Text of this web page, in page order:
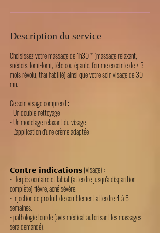
Description du service
Choisissez votre massage de 1h30 * (massage relaxant,
suédois, lomi-lomi, tête cou épaule, femme enceinte de + 3
mois révolu, thaï habillé) ainsi que votre soin visage de 30
mn.
Ce soin visage comprend :
- Un double nettoyage
- Un modelage relaxant du visage
- L'application d'une crème adaptée
𝗖𝗼𝗻𝘁𝗿𝗲-𝗶𝗻𝗱𝗶𝗰𝗮𝘁𝗶𝗼𝗻𝘀 (visage) :
- Herpès oculaire et labial (attendre jusqu'à disparition
complète) fièvre, acné sévère.
- Injection de produit de comblement attendre 4 à 6
semaines.
- pathologie lourde (avis médical autorisant les massages
sera demandé).